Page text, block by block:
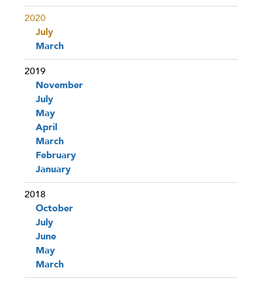
2020
July
March
2019
November
July
May
April
March
February
January
2018
October
July
June
May
March